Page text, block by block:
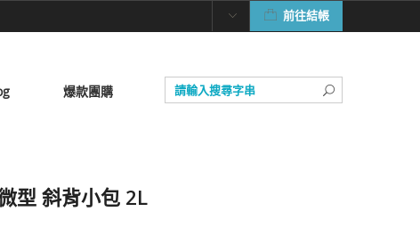
前往結帳
爆款團購
型 斜背小包 2L